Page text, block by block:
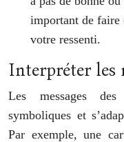
important de
votre ressenti.
Interpréter les
Les messages
symboliques et
Par exemple, une